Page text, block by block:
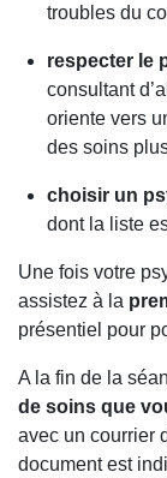
troubles du
respecter le
consultant
oriente vers
des soins
choisir un
dont la liste
Une fois votre
assistez à la
présentiel pour
A la fin de la
de soins que
avec un courrier
document est